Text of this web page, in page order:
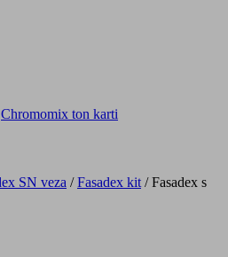
Chromomix ton karti
SN veza /Fasadex kit / Fasadex s